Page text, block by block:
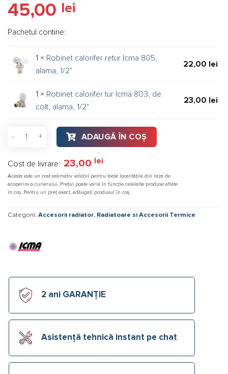
5.00 din 5
pe baza a
la clienți
45,00 lei
Pachetul contine:
1 × Robinet calorifer retur Icma 805,
alama, 1/2"
22,00 lei
1 × Robinet calorifer tur Icma 803, de
colt, alama, 1/2"
23,00 lei
Cantitate Set robinet tur+retur radiator ICMA 1/2 FI
ADAUGĂ ÎN COȘ
Cost de livrare: 23,00 lei
Acesta este un cost estimativ valabil pentru toate localitățile din raza de
acoperire a curierului. Prețul poate varia în funcție celelalte produse aflate
în coș. Pentru un preț exact, adăugați produsul în coș.
Categorii: Accesorii radiator, Radiatoare si Accesorii Termice
2 ani GARANȚIE
Asistență tehnică instant pe chat